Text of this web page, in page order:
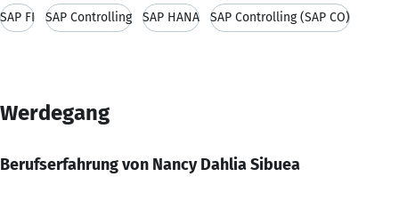
SAP FI SAP Controlling SAP HANA SAP Controlling (SAP CO)
Werdegang
Berufserfahrung von Nancy Dahlia Sibuea